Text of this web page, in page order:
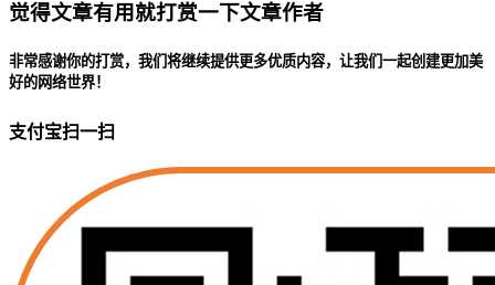
觉得文章有用就打赏一下文章作者
非常感谢你的打赏，我们将继续提供更多优质内容，让我们一起创建更加美
好的网络世界！
支付宝扫一扫